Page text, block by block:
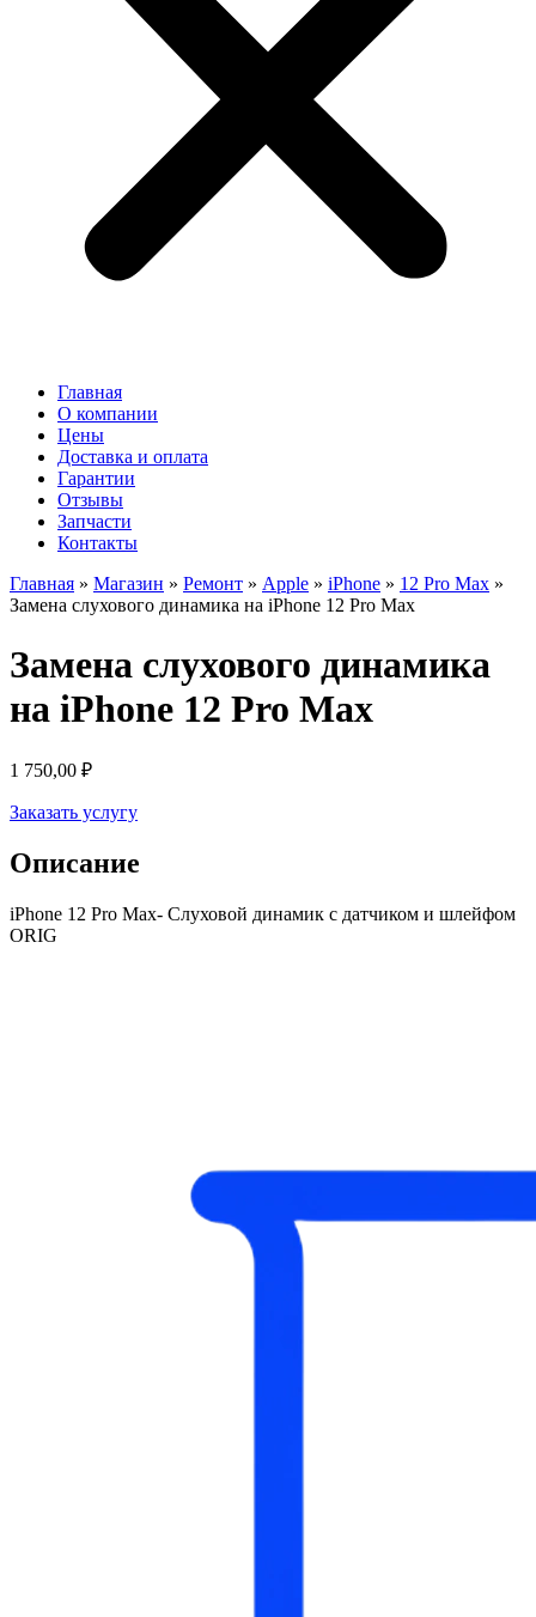
Главная
О компании
Цены
Доставка и оплата
Гарантии
Отзывы
Запчасти
Контакты
Главная » Магазин » Ремонт » Apple » iPhone » 12 Pro Max »
Замена слухового динамика на iPhone 12 Pro Max
Замена слухового динамика
на iPhone 12 Pro Max
1 750,00 ₽
Заказать услугу
Описание
iPhone 12 Pro Max- Слуховой динамик с датчиком и шлейфом
ORIG